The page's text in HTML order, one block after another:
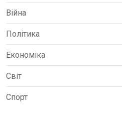
Війна
Політика
Економіка
Світ
Спорт